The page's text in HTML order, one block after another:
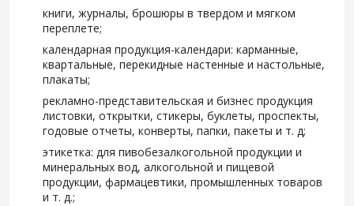
книги, журналы, брошюры в твердом и мягком
переплете;
календарная продукция-календари: карманные,
квартальные, перекидные настенные и настольные,
плакаты;
рекламно-представительская и бизнес продукция
листовки, открытки, стикеры, буклеты, проспекты,
годовые отчеты, конверты, папки, пакеты и т. д;
этикетка: для пивобезалкогольной продукции и
минеральных вод, алкогольной и пищевой
продукции, фармацевтики, промышленных товаров
и т. д.;